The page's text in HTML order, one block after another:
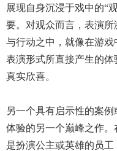
展现自身沉浸于戏中的“
要。对观众而言，表演
与行动之中，就像在游
表演形式所直接产生的
真实欣喜。
另一个具有启示性的案
体验的另一个巅峰之作。
是扮演公主或英雄的员工